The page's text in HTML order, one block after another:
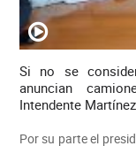
Si no se
anuncian
Intendente
Por su parte el